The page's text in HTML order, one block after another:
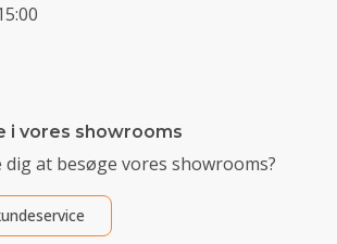
i vores showrooms
at besøge vores showrooms?